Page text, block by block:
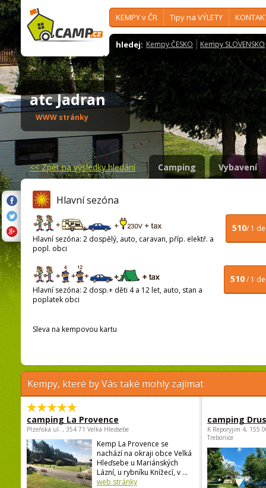
KEMPY v ČR Tipy na VÝLETY
hledej: Kempy ČESKO Kempy SLOVENSKO
atc Jadran
WWW stránky
<<Zpět na výsledky hledání Camping Vybavení
Hlavní sezóna
510/ 1
Hlavní sezóna: 2 dospělý, auto, caravan, příp. elektř. a
popl. obci
510/ 1
Hlavní sezóna: 2 dosp.+ děti 4 a 12 let, auto, stan a
poplatek obci
Sleva na kempovou kartu
Kempy, které by Vás také mohly zajímat
camping La Provence
Plzeňská ul. , 354 71 Velká Hleďsebe
Kemp La Provence se
nachází na okraji obce Velká
Hleďsebe u Mariánských
Lázní, u rybníku Knížecí, v ...
web stránky
camping
K Reporyjim 4, 155
Trebonice